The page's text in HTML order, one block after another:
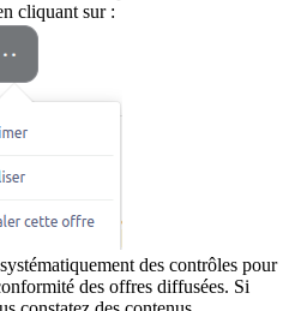
cliquant sur :
des contrôles pour
des offres diffusées. Si